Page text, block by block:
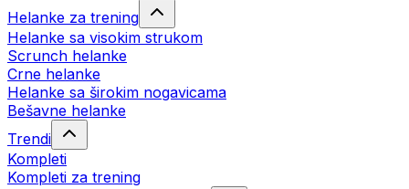
Helanke za trening
Helanke sa visokim strukom
Scrunch helanke
Crne helanke
Helanke sa širokim nogavicama
Bešavne helanke
Trendi
Kompleti
Kompleti za trening